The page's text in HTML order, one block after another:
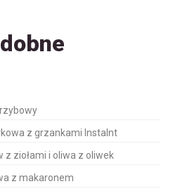
z grzankami Instalnt
z ziołami i oliwa z oliwek
z makaronem